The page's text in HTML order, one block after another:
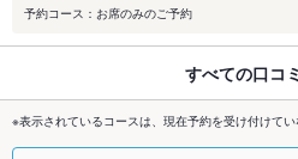
予約コース：お席のみのご予約
すべての口コ
※表示されているコースは、現在予約を受け付けてい